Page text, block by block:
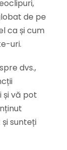
de pe
ca și cum
uri.
dvs.,
și vă pot
sunteți